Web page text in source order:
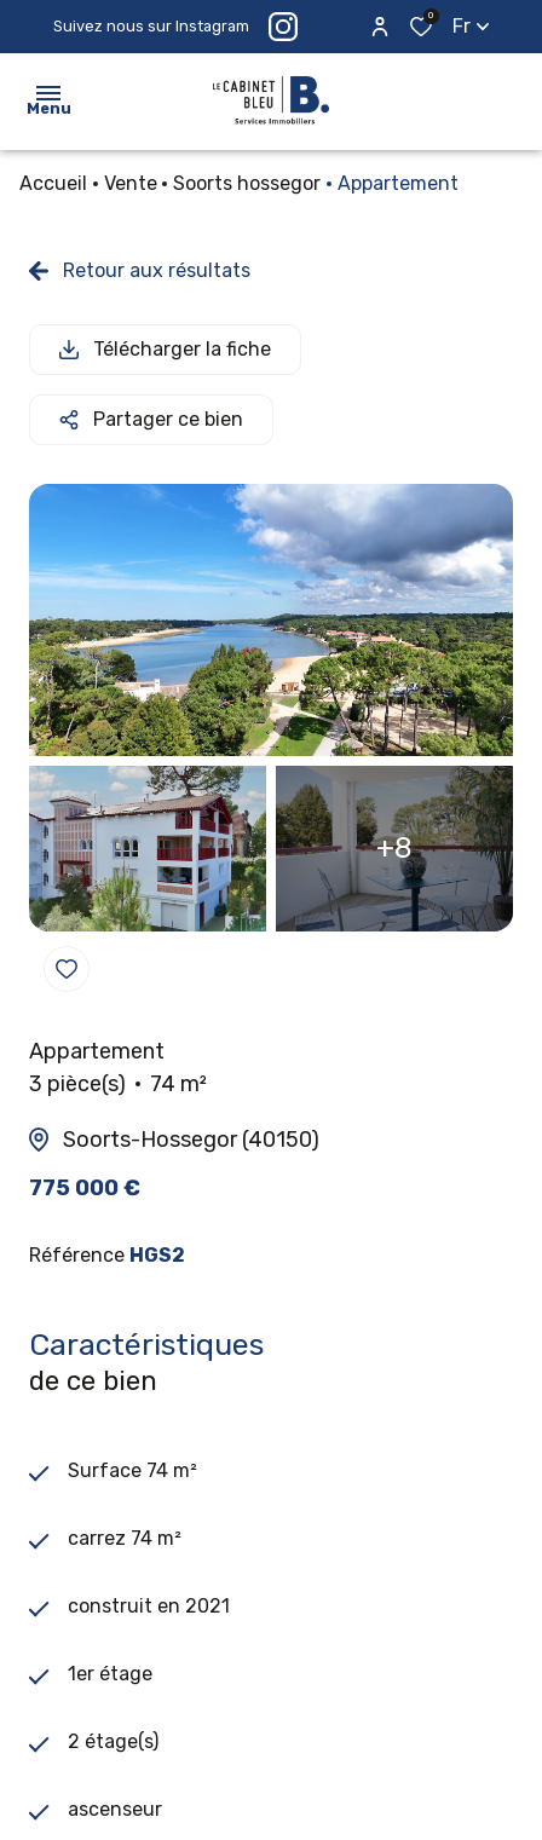
Suivez nous sur Instagram
0 Fr
Menu
ACHETER
PROSPECTER
Accueil Vente Soorts hossegor Appartement
Retour aux résultats
Télécharger la fiche
Partager ce bien
+8
Appartement
3 pièce(s)
74 m²
Soorts-Hossegor (40150)
775 000 €
Référence HGS2
Caractéristiques
de ce bien
Surface 74 m²
carrez 74 m²
construit en 2021
1er étage
2 étage(s)
ascenseur